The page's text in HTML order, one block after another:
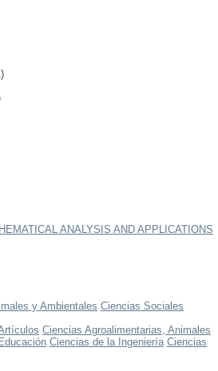
ANALYSIS AND APPLICATIONS
y Ambientales Ciencias Sociales
Ciencias Agroalimentarias, Animales
Ciencias de la Ingeniería Ciencias